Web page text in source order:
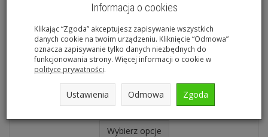
05. CERATO / Cerato - Kompozycja HealingHerbs 20ml
27,00 zł
Wybierz opcje
Informacja o cookies
Klikając “Zgoda” akceptujesz zapisywanie wszystkich
danych cookie na twoim urządzeniu. Kliknięcie “Odmowa”
oznacza zapisywanie tylko danych niezbędnych do
funkcjonowania strony. Więcej informacji o cookie w
polityce prywatności.
Ustawienia Odmowa Zgoda